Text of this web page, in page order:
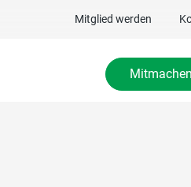
Mitglied werden
Mitmachen